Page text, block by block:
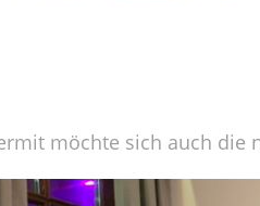
möchte sich auch die